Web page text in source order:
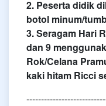
2. ⁠Peserta didik
botol minum/
3. Seragam Hari
dan 9
Rok/Celana
kaki hitam Ricci